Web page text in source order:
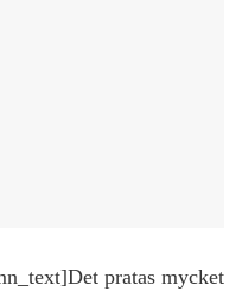
Det pratas mycket